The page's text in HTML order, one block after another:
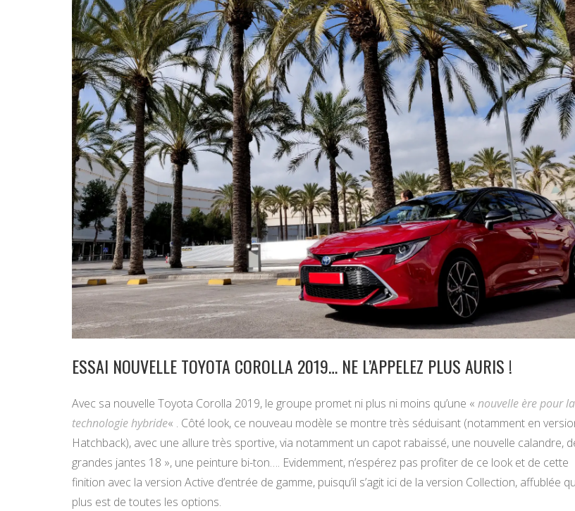
ESSAI NOUVELLE TOYOTA COROLLA 2019… NE L’APPELEZ PLUS AURIS !
Avec sa nouvelle Toyota Corolla 2019, le groupe promet ni plus ni moins qu’une « nouvelle ère pour la
technologie hybride« . Côté look, ce nouveau modèle se montre très séduisant (notamment en
Hatchback), avec une allure très sportive, via notamment un capot rabaissé, une nouvelle calandre,
grandes jantes 18 », une peinture bi-ton…. Evidemment, n’espérez pas profiter de ce look et de cette
finition avec la version Active d’entrée de gamme, puisqu’il s’agit ici de la version Collection, affublée
plus est de toutes les options.